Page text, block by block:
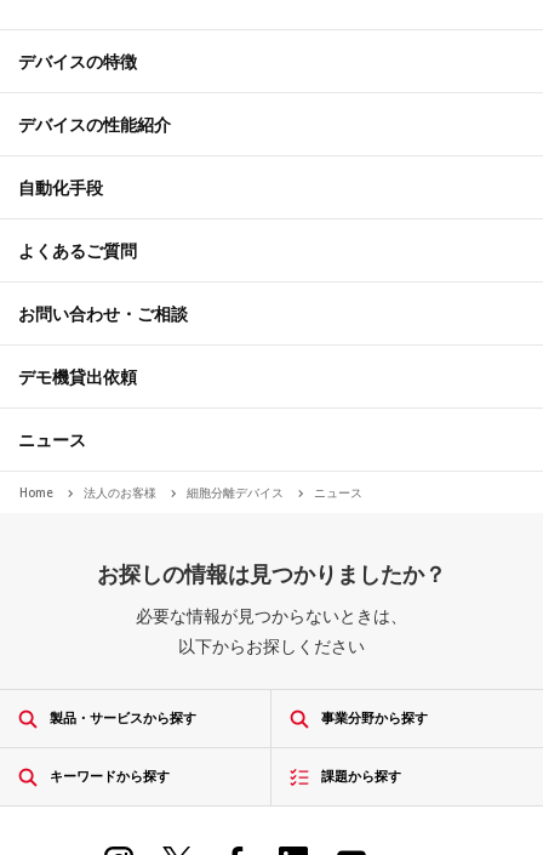
デバイスの特徴
デバイスの性能紹介
自動化手段
よくあるご質問
お問い合わせ・ご相談
デモ機貸出依頼
ニュース
Home 法人のお客様 細胞分離デバイス ニュース
お探しの情報は見つかりましたか？
必要な情報が見つからないときは、
以下からお探しください
製品・サービスから探す 事業分野から探す
キーワードから探す 課題から探す